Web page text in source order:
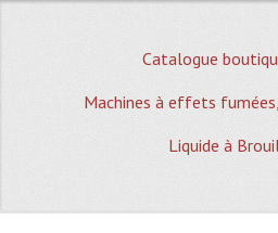
MAGASIN
Quoi De
Catalogue
Machines à effets
Liquide à